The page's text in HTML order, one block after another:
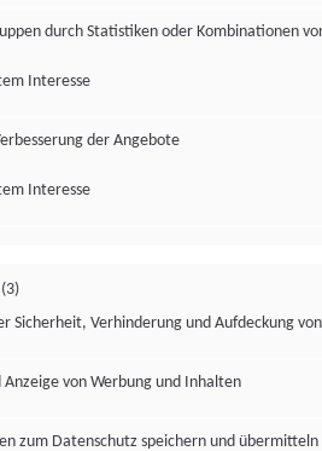
durch Statistiken oder Kombinationen
Interesse
der Angebote
Interesse
(3)
Sicherheit, Verhinderung und Aufdeckung
von Werbung und Inhalten
zum Datenschutz speichern und übermitteln